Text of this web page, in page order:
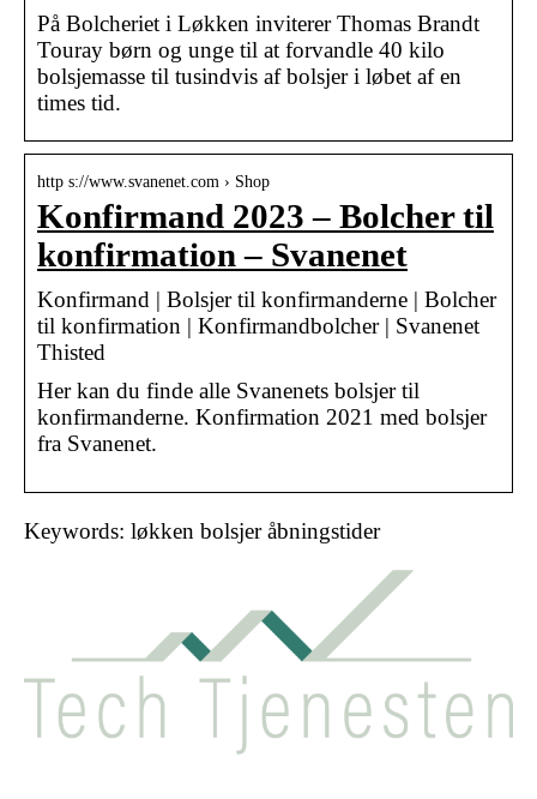
På Bolcheriet i Løkken inviterer Thomas Brandt
Touray børn og unge til at forvandle 40 kilo
bolsjemasse til tusindvis af bolsjer i løbet af en
times tid.
http s://www.svanenet.com › Shop
Konfirmand 2023 – Bolcher til
konfirmation – Svanenet
Konfirmand | Bolsjer til konfirmanderne | Bolcher
til konfirmation | Konfirmandbolcher | Svanenet
Thisted
Her kan du finde alle Svanenets bolsjer til
konfirmanderne. Konfirmation 2021 med bolsjer
fra Svanenet.
Keywords: løkken bolsjer åbningstider